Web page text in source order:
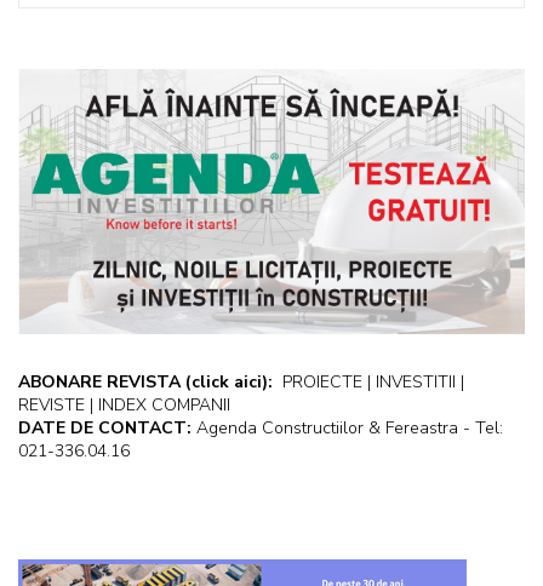
ABONARE REVISTA (click aici): PROIECTE | INVESTITII |
REVISTE | INDEX COMPANII
DATE DE CONTACT: Agenda Constructiilor & Fereastra - Tel:
021-336.04.16